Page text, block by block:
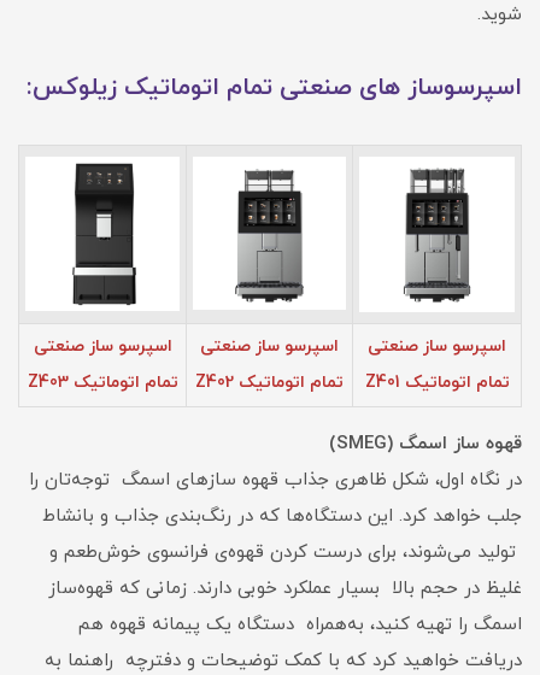
شوید.
اسپرسوساز های صنعتی تمام اتوماتیک زیلوکس:
اسپرسو ساز صنعتی
تمام اتوماتیک Z401
اسپرسو ساز صنعتی
تمام اتوماتیک Z402
اسپرسو ساز صنعتی
تمام اتوماتیک Z403
قهوه ساز اسمگ (SMEG)
در نگاه اول، شکل ظاهری جذاب قهوه سازهای اسمگ توجه‌تان را
جلب خواهد کرد. این دستگاه‌ها که در رنگ‌بندی جذاب و بانشاط
تولید می‌شوند، برای درست کردن قهوه‌ی فرانسوی خوش‌طعم و
غلیظ در حجم بالا بسیار عملکرد خوبی دارند. زمانی که قهوه‌ساز
اسمگ را تهیه کنید، به‌همراه دستگاه یک پیمانه قهوه هم
دریافت خواهید کرد که با کمک توضیحات و دفترچه راهنما به